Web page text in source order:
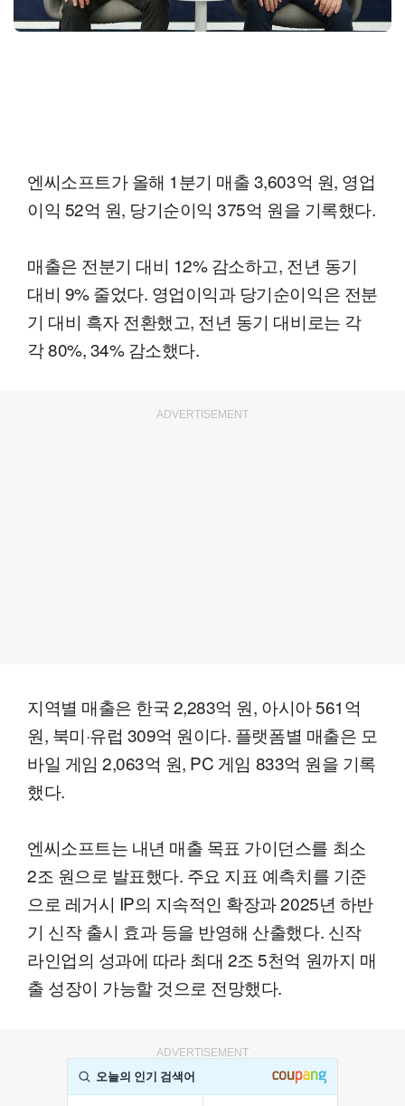
엔씨소프트가 올해 1분기 매출 3,603억 원, 영업
이익 52억 원, 당기순이익 375억 원을 기록했다.
매출은 전분기 대비 12% 감소하고, 전년 동기
대비 9% 줄었다. 영업이익과 당기순이익은 전분
기 대비 흑자 전환했고, 전년 동기 대비로는 각
각 80%, 34% 감소했다.
ADVERTISEMENT
지역별 매출은 한국 2,283억 원, 아시아 561억
원, 북미·유럽 309억 원이다. 플랫폼별 매출은 모
바일 게임 2,063억 원, PC 게임 833억 원을 기록
했다.
엔씨소프트는 내년 매출 목표 가이던스를 최소
2조 원으로 발표했다. 주요 지표 예측치를 기준
으로 레거시 IP의 지속적인 확장과 2025년 하반
기 신작 출시 효과 등을 반영해 산출했다. 신작
라인업의 성과에 따라 최대 2조 5천억 원까지 매
출 성장이 가능할 것으로 전망했다.
ADVERTISEMENT